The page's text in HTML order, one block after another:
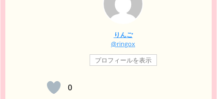
りんご
@ringox
プロフィールを表示
0